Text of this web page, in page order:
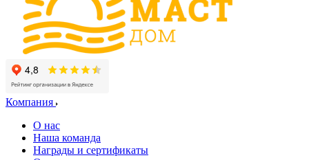
Компания
О нас
Наша команда
Награды и сертификаты